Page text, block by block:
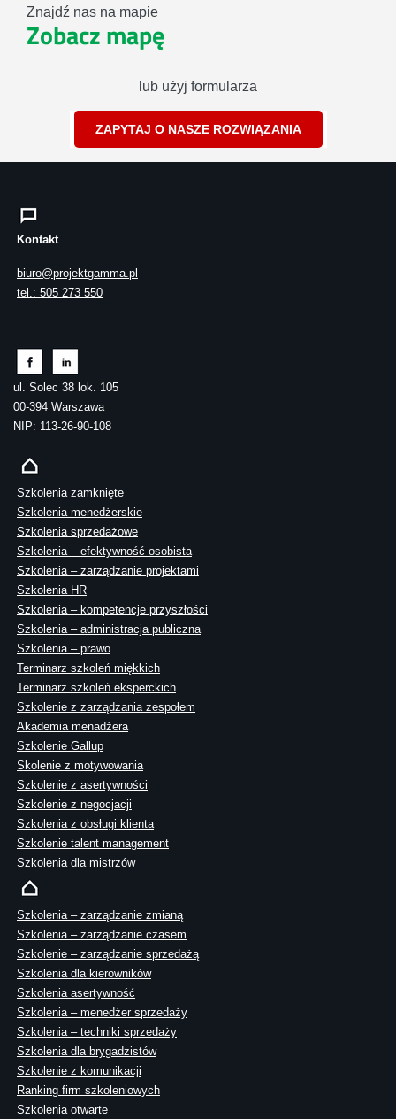
Znajdź nas na mapie
Zobacz mapę
lub użyj formularza
ZAPYTAJ O NASZE ROZWIĄZANIA
Kontakt
biuro@projektgamma.pl
tel.: 505 273 550
ul. Solec 38 lok. 105
00-394 Warszawa
NIP: 113-26-90-108
Szkolenia zamknięte
Szkolenia menedżerskie
Szkolenia sprzedażowe
Szkolenia – efektywność osobista
Szkolenia – zarządzanie projektami
Szkolenia HR
Szkolenia – kompetencje przyszłości
Szkolenia – administracja publiczna
Szkolenia – prawo
Terminarz szkoleń miękkich
Terminarz szkoleń eksperckich
Szkolenie z zarządzania zespołem
Akademia menadżera
Szkolenie Gallup
Skolenie z motywowania
Szkolenie z asertywności
Szkolenie z negocjacji
Szkolenia z obsługi klienta
Szkolenie talent management
Szkolenia dla mistrzów
Szkolenia – zarządzanie zmianą
Szkolenia – zarządzanie czasem
Szkolenie – zarządzanie sprzedażą
Szkolenia dla kierowników
Szkolenia asertywność
Szkolenia – menedżer sprzedaży
Szkolenia – techniki sprzedaży
Szkolenia dla brygadzistów
Szkolenie z komunikacji
Ranking firm szkoleniowych
Szkolenia otwarte